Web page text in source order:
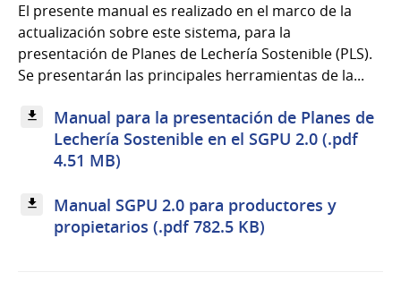
El presente manual es realizado en el marco de la
actualización sobre este sistema, para la
presentación de Planes de Lechería Sostenible (PLS).
Se presentarán las principales herramientas de la...
Manual para la presentación de Planes de
Lechería Sostenible en el SGPU 2.0 (.pdf
4.51 MB)
Manual SGPU 2.0 para productores y
propietarios (.pdf 782.5 KB)